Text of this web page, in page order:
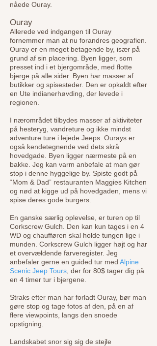
nåede Ouray.
Ouray
Allerede ved indgangen til Ouray
fornemmer man at nu forandres geografien.
Ouray er en meget betagende by, især på
grund af sin placering. Byen ligger, som
presset ind i et bjergområde, med flotte
bjerge på alle sider. Byen har masser af
butikker og spisesteder. Den er opkaldt efter
en Ute indianerhøvding, der levede i
regionen.
I nærområdet tilbydes masser af aktiviteter
på hesteryg, vandreture og ikke mindst
adventure ture i lejede Jeeps. Ourays er
også kendetegnende ved dets skrå
hovedgade. Byen ligger nærmeste på en
bakke. Jeg kan varm anbefale at man gør
stop i denne hyggelige by. Spiste godt på
“Mom & Dad” restauranten Maggies Kitchen
og nød at kigge ud på hovedgaden, mens vi
spise deres gode burgers.
En ganske særlig oplevelse, er turen op til
Corkscrew Gulch. Den kan kun tages i en 4
WD og chaufføren skal holde tungen lige i
munden. Corkscrew Gulch ligger højt og har
et overvældende farveregister. Jeg
anbefaler gerne en guided tur med Alpine
Scenic Jeep Tours , der for 80$ tager dig på
en 4 timer tur i bjergene.
Straks efter man har forladt Ouray, bør man
gøre stop og tage fotos af den, på en af
flere viewpoints, langs den snoede
opstigning.
Landskabet snor sig sig de stejle